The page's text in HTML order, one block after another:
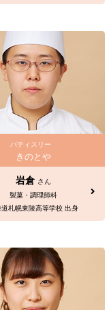
パティスリー
きのとや
岩倉 さん
製菓・調理師科
道札幌東陵高等学校 出身